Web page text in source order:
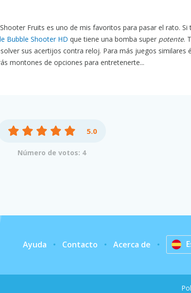
Fruits es uno de mis favoritos para pasar el rato.
Bubble Shooter HD que tiene una bomba super potente.
sus acertijos contra reloj. Para más juegos similares
montones de opciones para entretenerte...
5.0
Número de votos: 4
Ayuda Contacto Acerca de